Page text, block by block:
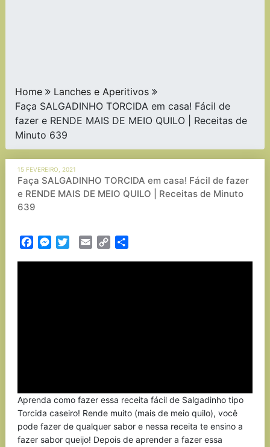
Home
Lanches e Aperitivos
Faça SALGADINHO TORCIDA em casa! Fácil de
fazer e RENDE MAIS DE MEIO QUILO | Receitas de
Minuto 639
15 FEVEREIRO, 2021
Faça SALGADINHO TORCIDA em casa! Fácil de fazer
e RENDE MAIS DE MEIO QUILO | Receitas de Minuto
639
FacebookMessenger
TwitterEmail Copy
Aprenda como fazer essa receita fácil de Salgadinho tipo
Torcida caseiro! Rende muito (mais de meio quilo), você
pode fazer de qualquer sabor e nessa receita te ensino a
fazer sabor queijo! Depois de aprender a fazer essa